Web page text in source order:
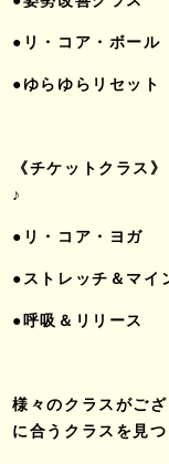
●リ・コア・ボール
●ゆらゆらリセット
《チケットクラス
♪
●リ・コア・ヨガ
●ストレッチ＆マイ
●呼吸＆リリース
様々のクラスがご
に合うクラスを見